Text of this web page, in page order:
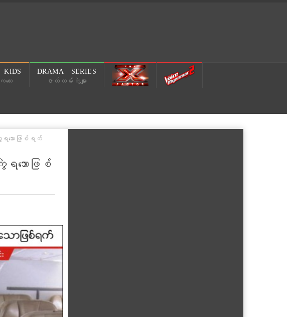
ေး
DRAMA SERIES
ဇာတ်လမ်းတွဲများ
ောဖြစ်ရက်
ောဖြစ်